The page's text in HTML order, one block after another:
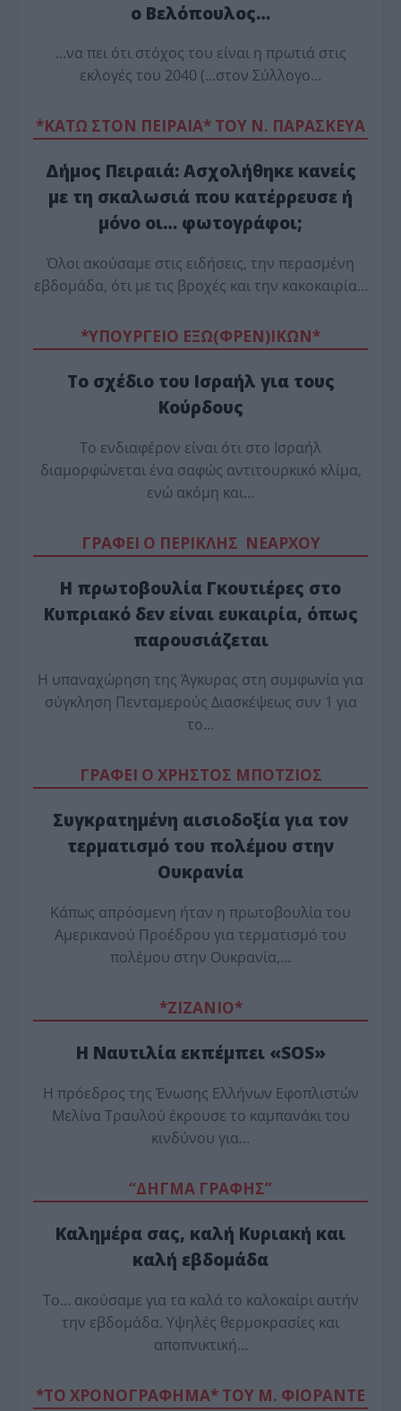
ο Βελόπουλος…
…να πει ότι στόχος του είναι η πρωτιά στις
εκλογές του 2040 (…στον Σύλλογο…
*ΚΑΤΩ ΣΤΟΝ ΠΕΙΡΑΙΑ* ΤΟΥ Ν. ΠΑΡΑΣΚΕΥΑ
Δήμος Πειραιά: Ασχολήθηκε κανείς
με τη σκαλωσιά που κατέρρευσε ή
μόνο οι… φωτογράφοι;
Όλοι ακούσαμε στις ειδήσεις, την περασμένη
εβδομάδα, ότι με τις βροχές και την κακοκαιρία…
*ΥΠΟΥΡΓΕΙΟ ΕΞΩ(ΦΡΕΝ)ΙΚΩΝ*
Το σχέδιο του Ισραήλ για τους
Κούρδους
Το ενδιαφέρον είναι ότι στο Ισραήλ
διαμορφώνεται ένα σαφώς αντιτουρκικό κλίμα,
ενώ ακόμη και…
ΓΡΑΦΕΙ Ο ΠΕΡΙΚΛΗΣ ΝΕΑΡΧΟΥ
Η πρωτοβουλία Γκουτιέρες στο
Κυπριακό δεν είναι ευκαιρία, όπως
παρουσιάζεται
Η υπαναχώρηση της Άγκυρας στη συμφωνία για
σύγκληση Πενταμερούς Διασκέψεως συν 1 για
το…
ΓΡΑΦΕΙ Ο ΧΡΗΣΤΟΣ ΜΠΟΤΖΙΟΣ
Συγκρατημένη αισιοδοξία για τον
τερματισμό του πολέμου στην
Ουκρανία
Κάπως απρόσμενη ήταν η πρωτοβουλία του
Αμερικανού Προέδρου για τερματισμό του
πολέμου στην Ουκρανία,…
*ZΙΖΑΝΙΟ*
Η Ναυτιλία εκπέμπει «SOS»
Η πρόεδρος της Ένωσης Ελλήνων Εφοπλιστών
Μελίνα Τραυλού έ­κρουσε το καμπανάκι του
κινδύνου για…
“ΔΗΓΜΑ ΓΡΑΦΗΣ”
Καλημέρα σας, καλή Κυριακή και
καλή εβδομάδα
Το… ακούσαμε για τα καλά το καλοκαίρι αυτήν
την εβδομάδα. Υψηλές θερμοκρασίες και
αποπνικτική…
*ΤΟ ΧΡΟΝΟΓΡΑΦΗΜΑ* ΤΟΥ Μ. ΦΙΟΡΆΝΤΕ